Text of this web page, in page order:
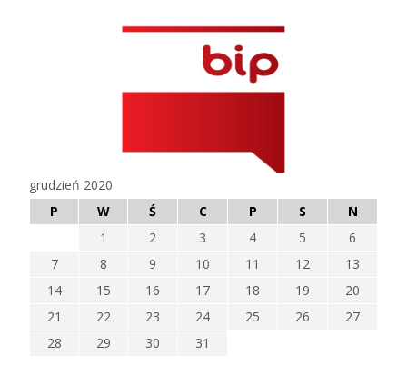
grudzień 2020
P
W Ś C P S
N
1
2 3 4 5
6
7
8 9 10 11 12
13
14
15 16 17 18 19
20
21
22 23 24 25 26
27
28
29 30 31